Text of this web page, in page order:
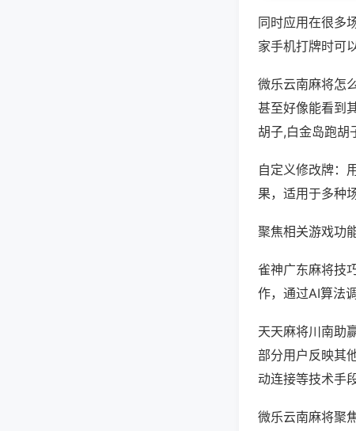
同时应用在很多
家手机打牌时可
微乐云南麻将怎
甚至好像能看到
胡子,白金岛跑胡
自定义修改牌：
果，适用于多种
聚焦相关游戏功
雀神广东麻将技
作，通过AI算法
天天麻将川南助
部分用户反映其
动连接等技术手
微乐云南麻将聚